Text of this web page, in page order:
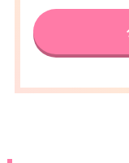
済
電話番号